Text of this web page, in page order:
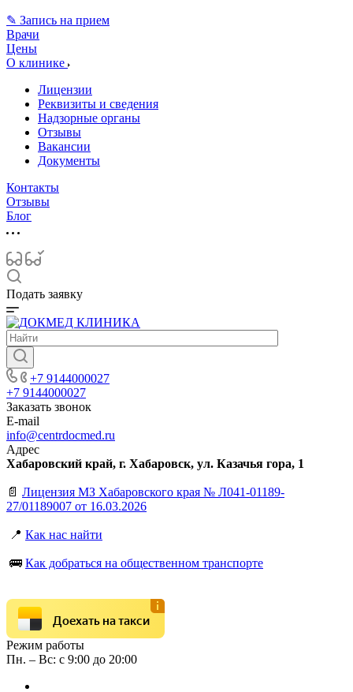
✎ Запись на прием
Врачи
Цены
О клинике
Лицензии
Реквизиты и сведения
Надзорные органы
Отзывы
Вакансии
Документы
Контакты
Отзывы
Блог
Подать заявку
+7 9144000027
+7 9144000027
Заказать звонок
E-mail
info@centrdocmed.ru
Адрес
Хабаровский край, г. Хабаровск, ул. Казачья гора, 1
📄 Лицензия МЗ Хабаровского края № Л041-01189-
27/01189007 от 16.03.2026
📍 Как нас найти
🚌 Как добраться на общественном транспорте
Доехать на такси
Режим работы
Пн. – Вс: с 9:00 до 20:00